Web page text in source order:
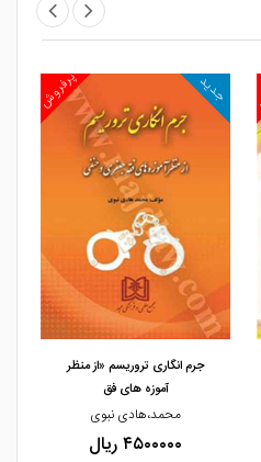
مشاهده و خرید
پرفروش جدید
جرم انگاری تروریسم «از منظر
آموزه های فق
محمد،هادی نبوی
۴۵۰۰۰۰۰ ریال